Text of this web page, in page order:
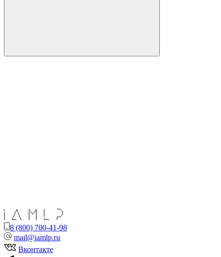
8 (800) 700-41-98
mail@iamlp.ru
Вконтакте